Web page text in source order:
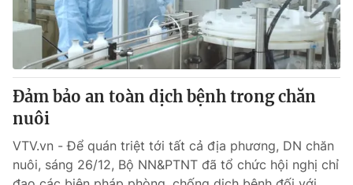
Đảm bảo an toàn dịch bệnh trong chăn
nuôi
VTV.vn - Để quán triệt tới tất cả địa phương, DN chăn
nuôi, sáng 26/12, Bộ NN&PTNT đã tổ chức hội nghị chỉ